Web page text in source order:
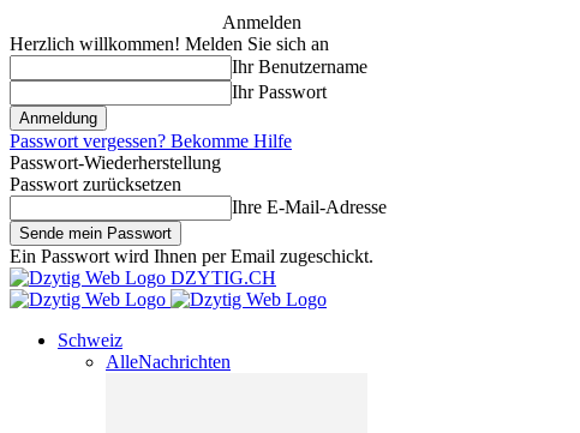
Anmelden
Herzlich willkommen! Melden Sie sich an
Ihr Benutzername
Ihr Passwort
Passwort vergessen? Bekomme Hilfe
Passwort-Wiederherstellung
Passwort zurücksetzen
Ihre E-Mail-Adresse
Ein Passwort wird Ihnen per Email zugeschickt.
DZYTIG.CH
Schweiz
AlleNachrichten